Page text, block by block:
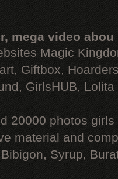
mega video abou
Magic
Giftbox,
GirlsHUB, Lolita
20000 photos
material and
Syrup,